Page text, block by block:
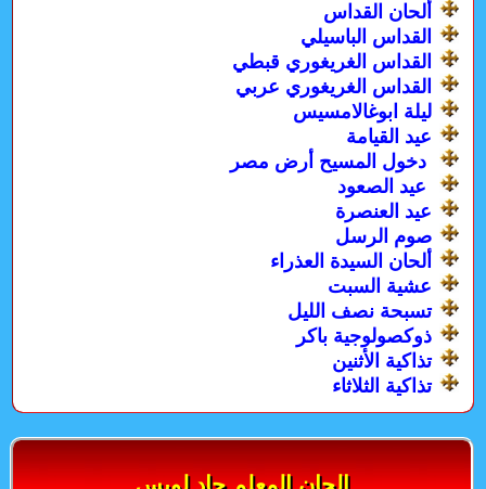
ألحان القداس
القداس الباسيلي
القداس الغريغوري قبطي
القداس الغريغوري عربي
ليلة ابوغالامسيس
عيد القيامة
دخول المسيح أرض مصر
عيد الصعود
عيد العنصرة
صوم الرسل
ألحان السيدة العذراء
عشية السبت
تسبحة نصف الليل
ذوكصولوجية باكر
تذاكية الأثنين
تذاكية الثلاثاء
الحان المعلم جاد لويس